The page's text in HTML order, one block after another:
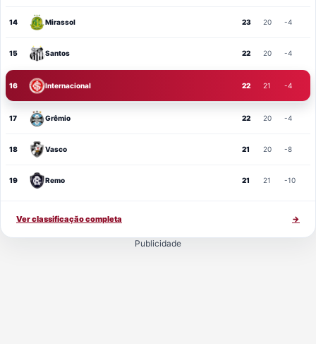
14 Mirassol 23 20 -4
15 Santos 22 20 -4
16 Internacional 22 21 -4
17 Grêmio 22 20 -4
18 Vasco 21 20 -8
19 Remo 21 21 -10
Ver classificação completa →
Publicidade